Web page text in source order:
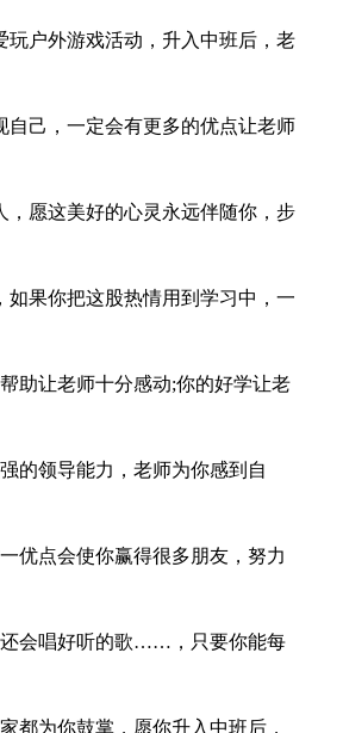
户外游戏活动，升入中班后，老
己，一定会有更多的优点让老师
愿这美好的心灵永远伴随你，步
果你把这股热情用到学习中，一
助让老师十分感动;你的好学让老
的领导能力，老师为你感到自
优点会使你赢得很多朋友，努力
还会唱好听的歌……，只要你能每
都为你鼓掌，愿你升入中班后，